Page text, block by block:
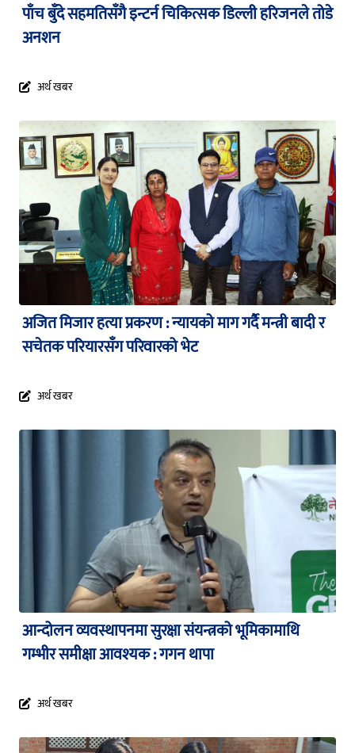
पाँच बुँदे सहमतिसँगै इन्टर्न चिकित्सक डिल्ली हरिजनले तोडे
अनशन
अर्थ खबर
अजित मिजार हत्या प्रकरण : न्यायको माग गर्दै मन्त्री बादी र
सचेतक परियारसँग परिवारको भेट
अर्थ खबर
आन्दोलन व्यवस्थापनमा सुरक्षा संयन्त्रको भूमिकामाथि
गम्भीर समीक्षा आवश्यक : गगन थापा
अर्थ खबर